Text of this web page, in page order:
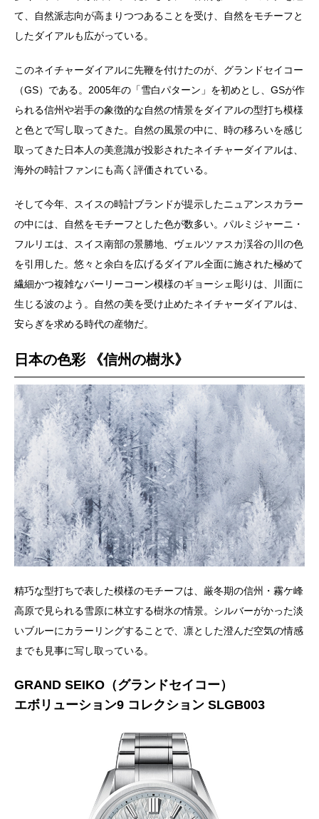
て、自然派志向が高まりつつあることを受け、自然をモチーフと
したダイアルも広がっている。
このネイチャーダイアルに先鞭を付けたのが、グランドセイコー
（GS）である。2005年の「雪白パターン」を初めとし、GSが作
られる信州や岩手の象徴的な自然の情景をダイアルの型打ち模様
と色とで写し取ってきた。自然の風景の中に、時の移ろいを感じ
取ってきた日本人の美意識が投影されたネイチャーダイアルは、
海外の時計ファンにも高く評価されている。
そして今年、スイスの時計ブランドが提示したニュアンスカラー
の中には、自然をモチーフとした色が数多い。パルミジャーニ・
フルリエは、スイス南部の景勝地、ヴェルツァスカ渓谷の川の色
を引用した。悠々と余白を広げるダイアル全面に施された極めて
繊細かつ複雑なバーリーコーン模様のギョーシェ彫りは、川面に
生じる波のよう。自然の美を受け止めたネイチャーダイアルは、
安らぎを求める時代の産物だ。
日本の色彩 《信州の樹氷》
精巧な型打ちで表した模様のモチーフは、厳冬期の信州・霧ケ峰
高原で見られる雪原に林立する樹氷の情景。シルバーがかった淡
いブルーにカラーリングすることで、凛とした澄んだ空気の情感
までも見事に写し取っている。
GRAND SEIKO（グランドセイコー）
エボリューション9 コレクション SLGB003